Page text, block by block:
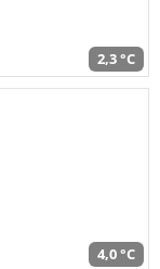
2,3 °C
4,0 °C